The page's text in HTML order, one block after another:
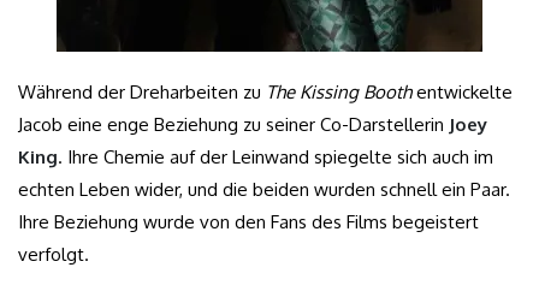
Während der Dreharbeiten zu The Kissing Boothentwickelte
Jacob eine enge Beziehung zu seiner Co-Darstellerin Joey
King. Ihre Chemie auf der Leinwand spiegelte sich auch im
echten Leben wider, und die beiden wurden schnell ein Paar.
Ihre Beziehung wurde von den Fans des Films begeistert
verfolgt.